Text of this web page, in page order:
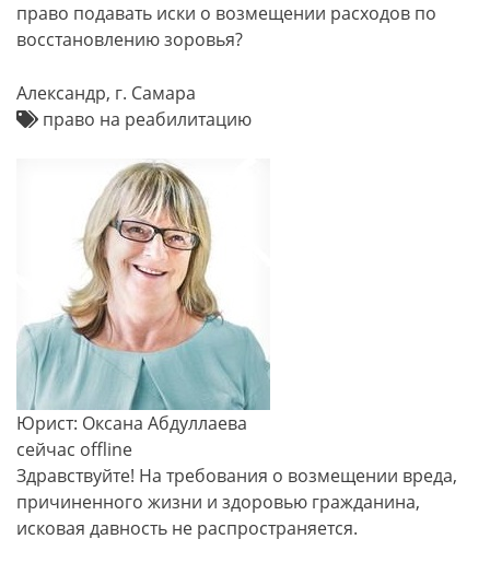
право подавать иски о возмещении расходов по
восстановлению зоровья?
Александр, г. Самара
право на реабилитацию
Юрист: Оксана Абдуллаева
сейчас offline
Здравствуйте! На требования о возмещении вреда,
причиненного жизни и здоровью гражданина,
исковая давность не распространяется.